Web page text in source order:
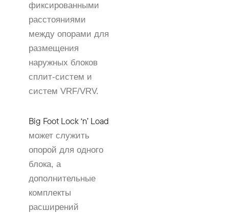
фиксированными
расстояниями
между опорами для
размещения
наружных блоков
сплит-систем и
систем VRF/VRV.
Big Foot Lock ‘n’ Load
может служить
опорой для одного
блока, а
дополнительные
комплекты
расширений